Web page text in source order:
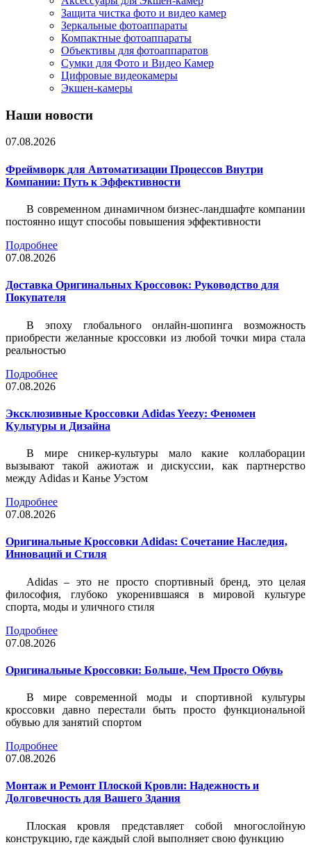
Защита чистка фото и видео камер
Зеркальные фотоаппараты
Компактные фотоаппараты
Объективы для фотоаппаратов
Сумки для Фото и Видео Камер
Цифровые видеокамеры
Экшен-камеры
Наши новости
07.08.2026
Фреймворк для Автоматизации Процессов Внутри
Компании: Путь к Эффективности
В современном динамичном бизнес-ландшафте компании
постоянно ищут способы повышения эффективности
Подробнее
07.08.2026
Доставка Оригинальных Кроссовок: Руководство для
Покупателя
В эпоху глобального онлайн-шопинга возможность
приобрести желанные кроссовки из любой точки мира стала
реальностью
Подробнее
07.08.2026
Эксклюзивные Кроссовки Adidas Yeezy: Феномен
Культуры и Дизайна
В мире сникер-культуры мало какие коллаборации
вызывают такой ажиотаж и дискуссии, как партнерство
между Adidas и Канье Уэстом
Подробнее
07.08.2026
Оригинальные Кроссовки Adidas: Сочетание Наследия,
Инноваций и Стиля
Adidas – это не просто спортивный бренд, это целая
философия, глубоко укоренившаяся в мировой культуре
спорта, моды и уличного стиля
Подробнее
07.08.2026
Оригинальные Кроссовки: Больше, Чем Просто Обувь
В мире современной моды и спортивной культуры
кроссовки давно перестали быть просто функциональной
обувью для занятий спортом
Подробнее
07.08.2026
Монтаж и Ремонт Плоской Кровли: Надежность и
Долговечность для Вашего Здания
Плоская кровля представляет собой многослойную
конструкцию, где каждый слой выполняет свою функцию